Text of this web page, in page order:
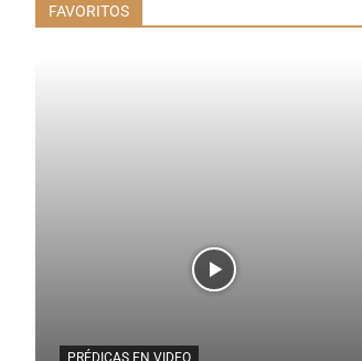
FAVORITOS